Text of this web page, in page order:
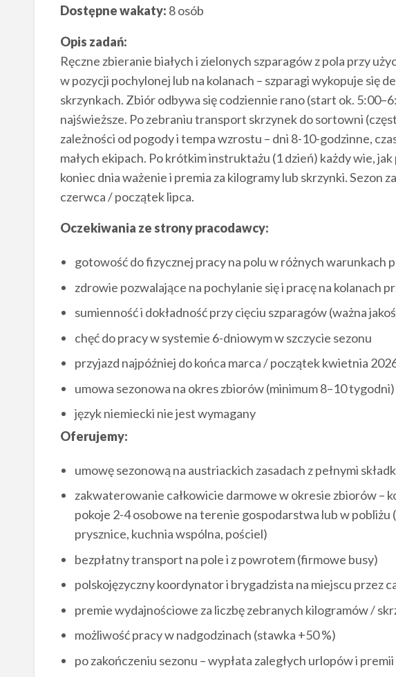
Dostępne wakaty: 8 osób
Opis zadań:
Ręczne zbieranie białych i zielonych szparagów z pola przy
w pozycji pochylonej lub na kolanach – szparagi wykopuje się
skrzynkach. Zbiór odbywa się codziennie rano (start ok.
najświeższe. Po zebraniu transport skrzynek do sortowni
zależności od pogody i tempa wzrostu – dni 8-10-godzinne,
małych ekipach. Po krótkim instruktażu (1 dzień) każdy wie,
koniec dnia ważenie i premia za kilogramy lub skrzynki. Sezon
czerwca / początek lipca.
Oczekiwania ze strony pracodawcy:
gotowość do fizycznej pracy na polu w różnych warunkach
zdrowie pozwalające na pochylanie się i pracę na kolanach
sumienność i dokładność przy cięciu szparagów (ważna
chęć do pracy w systemie 6-dniowym w szczycie sezonu
przyjazd najpóźniej do końca marca / początek kwietnia
umowa sezonowa na okres zbiorów (minimum 8–10 tygodni)
język niemiecki nie jest wymagany
Oferujemy:
umowę sezonową na austriackich zasadach z pełnymi
zakwaterowanie całkowicie darmowe w okresie zbiorów –
pokoje 2-4 osobowe na terenie gospodarstwa lub w pobliżu
prysznice, kuchnia wspólna, pościel)
bezpłatny transport na pole i z powrotem (firmowe busy)
polskojęzyczny koordynator i brygadzista na miejscu przez
premie wydajnościowe za liczbę zebranych kilogramów /
możliwość pracy w nadgodzinach (stawka +50 %)
po zakończeniu sezonu – wypłata zaległych urlopów i premii